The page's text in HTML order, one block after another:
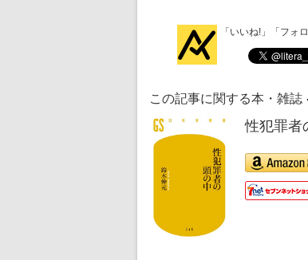
「いいね!」「フォ
この記事に関する本・雑誌
性犯罪者